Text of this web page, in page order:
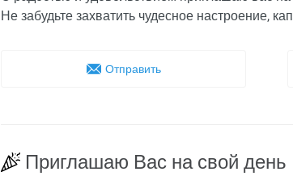
Не забудьте захватить чудесное настроение,
Отправить
Приглашаю Вас на свой день